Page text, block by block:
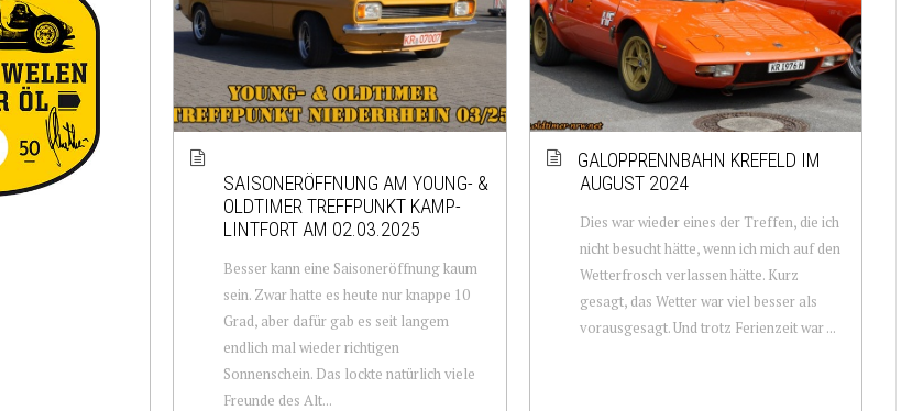
SAISONERÖFFNUNG AM YOUNG- &
OLDTIMER TREFFPUNKT KAMP-
LINTFORT AM 02.03.2025
Besser kann eine Saisoneröffnung kaum
sein. Zwar hatte es heute nur knappe 10
Grad, aber dafür gab es seit langem
endlich mal wieder richtigen
Sonnenschein. Das lockte natürlich viele
Freunde des Alt...
GALOPPRENNBAHN KREFELD IM
AUGUST 2024
Dies war wieder eines der Treffen, die ich
nicht besucht hätte, wenn ich mich auf den
Wetterfrosch verlassen hätte. Kurz
gesagt, das Wetter war viel besser als
vorausgesagt. Und trotz Ferienzeit war ...